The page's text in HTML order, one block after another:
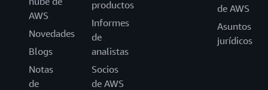
AWS
Novedades
Blogs
Notas
de
productos
Informes
de
analistas
Socios
de AWS
de AWS
Asuntos
jurídicos